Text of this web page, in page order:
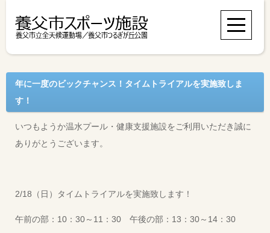
年に一度のビックチャンス！タイムトライアルを実施致しま
す！
いつもようか温水プール・健康支援施設をご利用いただき誠に
ありがとうございます。
2/18（日）タイムトライアルを実施致します！
午前の部：10：30～11：30 午後の部：13：30～14：30